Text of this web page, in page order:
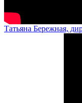
Татьяна Бережная,